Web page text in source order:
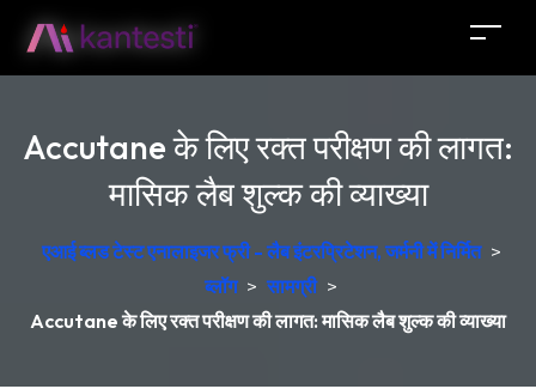
Accutane के लिए रक्त परीक्षण की लागत:
मासिक लैब शुल्क की व्याख्या
एआई ब्लड टेस्ट एनालाइजर फ्री - लैब इंटरप्रिटेशन, जर्मनी में निर्मित >
ब्लॉग > सामग्री >
Accutane के लिए रक्त परीक्षण की लागत: मासिक लैब शुल्क की व्याख्या